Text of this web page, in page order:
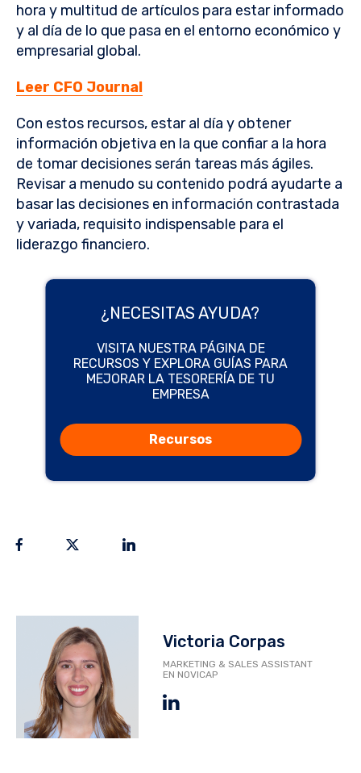
hora y multitud de artículos para estar informado
y al día de lo que pasa en el entorno económico y
empresarial global.
Leer CFO Journal
Con estos recursos, estar al día y obtener
información objetiva en la que confiar a la hora
de tomar decisiones serán tareas más ágiles.
Revisar a menudo su contenido podrá ayudarte a
basar las decisiones en información contrastada
y variada, requisito indispensable para el
liderazgo financiero.
¿NECESITAS AYUDA?
VISITA NUESTRA PÁGINA DE
RECURSOS Y EXPLORA GUÍAS PARA
MEJORAR LA TESORERÍA DE TU
EMPRESA
Recursos
Victoria Corpas
MARKETING & SALES ASSISTANT
EN NOVICAP